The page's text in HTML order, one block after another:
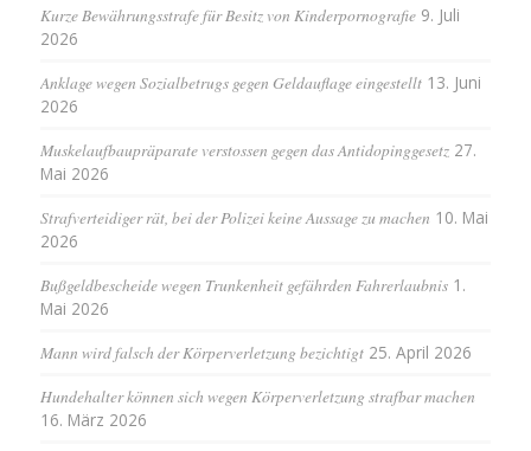
Kurze Bewährungsstrafe für Besitz von Kinderpornografie 9. Juli
2026
Anklage wegen Sozialbetrugs gegen Geldauflage eingestellt 13. Juni
2026
Muskelaufbaupräparate verstossen gegen das Antidopinggesetz 27.
Mai 2026
Strafverteidiger rät, bei der Polizei keine Aussage zu machen 10. Mai
2026
Bußgeldbescheide wegen Trunkenheit gefährden Fahrerlaubnis 1.
Mai 2026
Mann wird falsch der Körperverletzung bezichtigt 25. April 2026
Hundehalter können sich wegen Körperverletzung strafbar machen
16. März 2026